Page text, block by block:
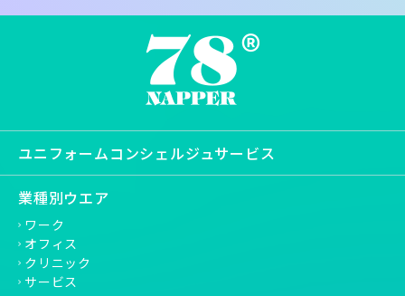
ユニフォームコンシェルジュサービス
業種別ウエア
ワーク
オフィス
クリニック
サービス